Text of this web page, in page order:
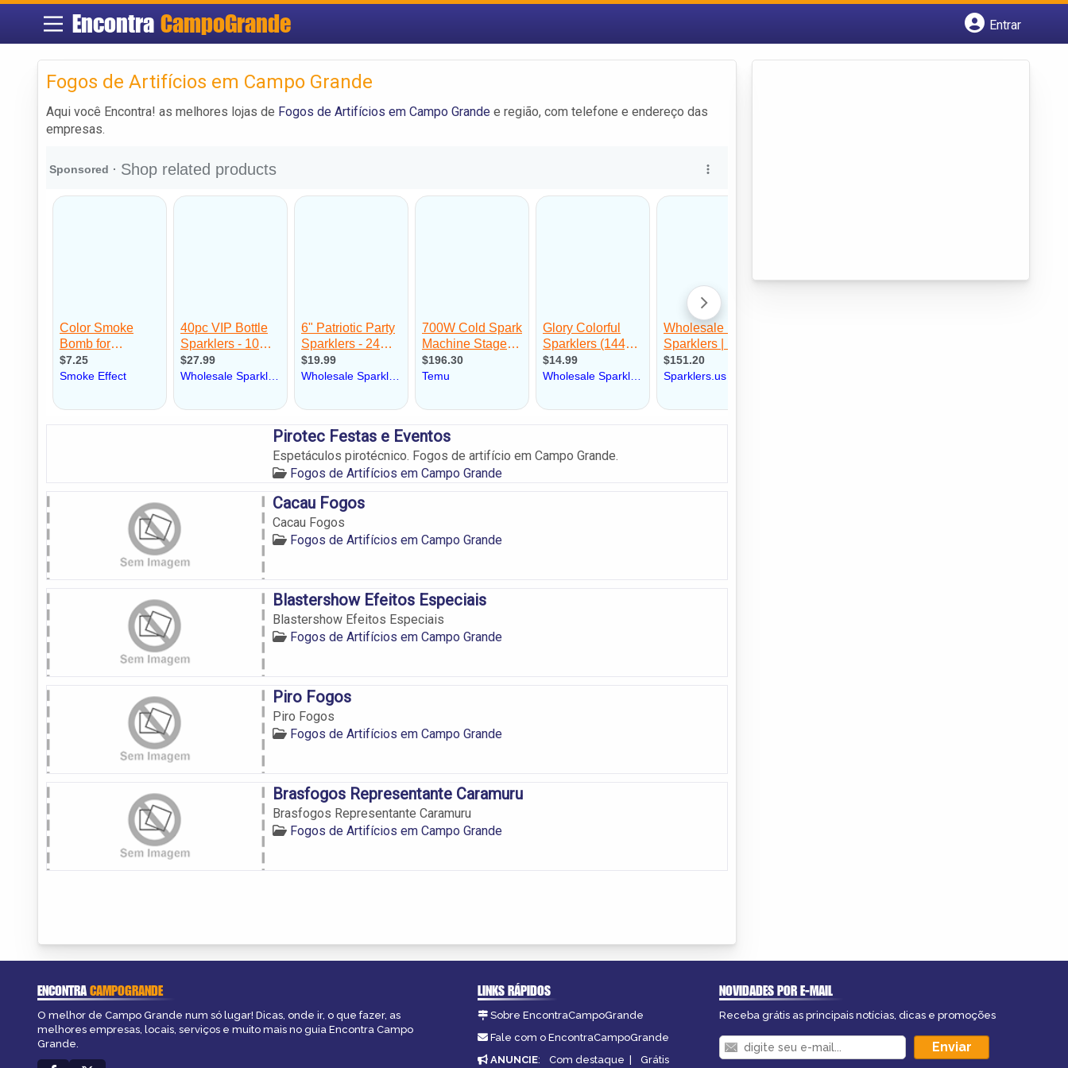
Encontra CampoGrande
Entrar
Fogos de Artifícios em Campo Grande
Aqui você Encontra! as melhores lojas de Fogos de Artifícios em Campo Grande e região, com telefone e endereço das
empresas.
Pirotec Festas e Eventos
Espetáculos pirotécnico. Fogos de artifício em Campo Grande.
Fogos de Artifícios em Campo Grande
Cacau Fogos
Cacau Fogos
Fogos de Artifícios em Campo Grande
Blastershow Efeitos Especiais
Blastershow Efeitos Especiais
Fogos de Artifícios em Campo Grande
Piro Fogos
Piro Fogos
Fogos de Artifícios em Campo Grande
Brasfogos Representante Caramuru
Brasfogos Representante Caramuru
Fogos de Artifícios em Campo Grande
ENCONTRACAMPOGRANDE
O melhor de Campo Grande num só lugar! Dicas, onde ir, o que fazer, as
melhores empresas, locais, serviços e muito mais no guia Encontra Campo
Grande.
LINKS RÁPIDOS
Sobre EncontraCampoGrande
Fale com o EncontraCampoGrande
ANUNCIE: Com destaque | Grátis
NOVIDADES POR E-MAIL
Receba grátis as principais notícias, dicas e promoções